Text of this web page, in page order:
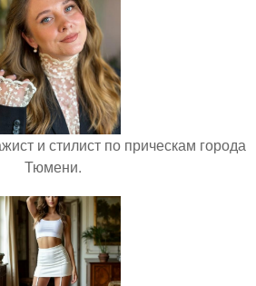
и стилист по прическам города
Тюмени.